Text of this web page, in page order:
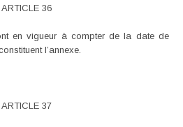
ARTICLE 36
en vigueur à compter de la date de
l’annexe.
ARTICLE 37